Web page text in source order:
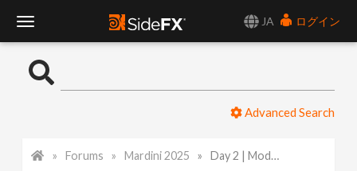
JA
ログイン
o
Advanced Search
Forums Mardini 2025 Day 2 | Model: SOPS | FURNITURE | Image